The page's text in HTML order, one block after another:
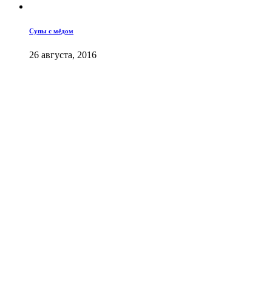
Супы с мёдом
26 августа, 2016